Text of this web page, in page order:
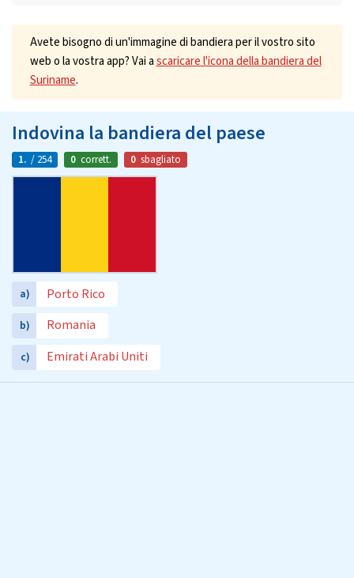
Avete bisogno di un'immagine di bandiera per il vostro sito
web o la vostra app? Vai ascaricare l'icona della bandiera del
Suriname.
Indovina la bandiera del paese
1. / 254 0 corrett. 0 sbagliato
a) Porto Rico
b) Romania
c) Emirati Arabi Uniti